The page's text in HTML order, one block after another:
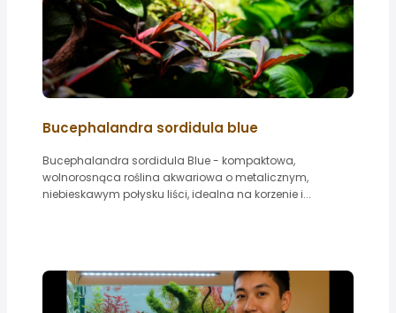
Bucephalandra sordidula blue
Bucephalandra sordidula Blue - kompaktowa,
wolnorosnąca roślina akwariowa o metalicznym,
niebieskawym połysku liści, idealna na korzenie i...